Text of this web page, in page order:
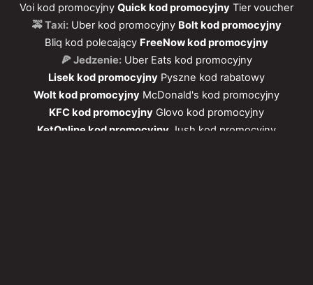
Voi kod promocyjny Quick kod promocyjny Tier voucher
🚕 Taxi: Uber kod promocyjny Bolt kod promocyjny
Bliq kod polecający FreeNow kod promocyjny
🍕 Jedzenie: Uber Eats kod promocyjny
Lisek kod promocyjny Pyszne kod rabatowy
Wolt kod promocyjny McDonald's kod promocyjny
KFC kod promocyjny Glovo kod promocyjny
KetOnline kod promocyjny Jush kod promocyjny